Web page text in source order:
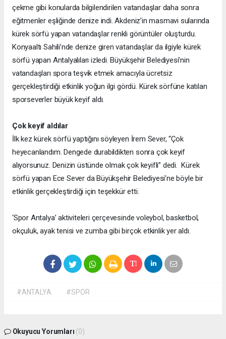
çekme gibi konularda bilgilendirilen vatandaşlar daha sonra
eğitmenler eşliğinde denize indi. Akdeniz’in masmavi sularında
kürek sörfü yapan vatandaşlar renkli görüntüler oluşturdu.
Konyaaltı Sahili’nde denize giren vatandaşlar da ilgiyle kürek
sörfü yapan Antalyalıları izledi. Büyükşehir Belediyesi’nin
vatandaşları spora teşvik etmek amacıyla ücretsiz
gerçekleştirdiği etkinlik yoğun ilgi gördü. Kürek sörfüne katılan
sporseverler büyük keyif aldı.
Çok keyif aldılar
İlk kez kürek sörfü yaptığını söyleyen İrem Sever, “Çok
heyecanlandım. Dengede durabildikten sonra çok keyif
alıyorsunuz. Denizin üstünde olmak çok keyifli” dedi. Kürek
sörfü yapan Ece Sever da Büyükşehir Belediyesi’ne böyle bir
etkinlik gerçekleştirdiği için teşekkür etti.
‘Spor Antalya’ aktiviteleri çerçevesinde voleybol, basketbol,
okçuluk, ayak tenisi ve zumba gibi birçok etkinlik yer aldı.
#ANTALYA #SPOR
Okuyucu Yorumları (0)